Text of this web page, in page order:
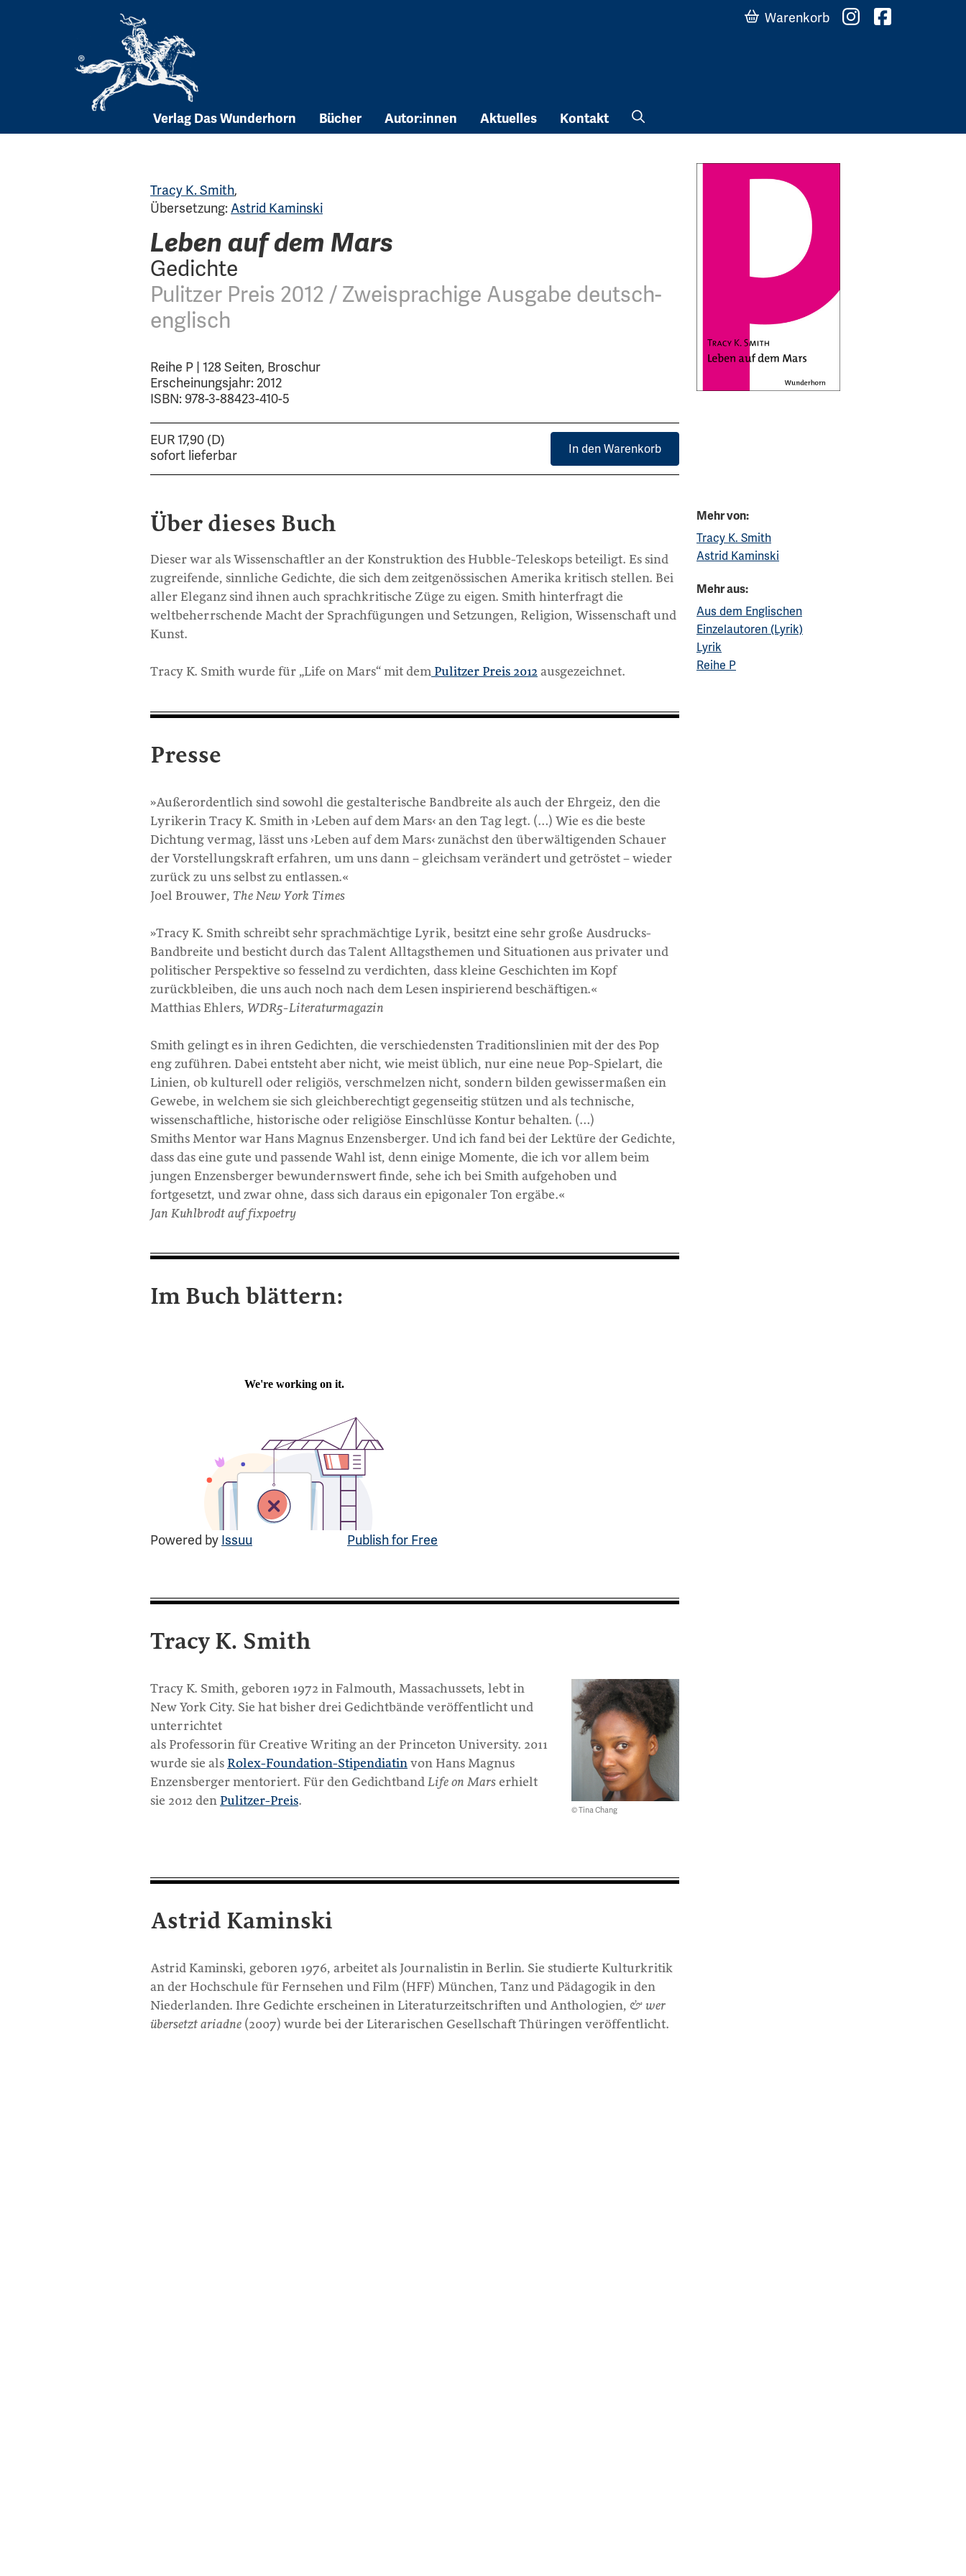
Verlag Das Wunderhorn Bücher Autor:innen Aktuelles Kontakt
Warenkorb
Tracy K. Smith,
Übersetzung:Astrid Kaminski
Leben auf dem Mars
Gedichte
Pulitzer Preis 2012 / Zweisprachige Ausgabe deutsch-
englisch
Reihe P | 128 Seiten, Broschur
Erscheinungsjahr: 2012
ISBN: 978-3-88423-410-5
EUR 17,90 (D)
sofort lieferbar
In den Warenkorb
Über dieses Buch
Dieser war als Wissenschaftler an der Konstruktion des Hubble-Teleskops beteiligt. Es sind
zugreifende, sinnliche Gedichte, die sich dem zeitgenössischen Amerika kritisch stellen. Bei
aller Eleganz sind ihnen auch sprachkritische Züge zu eigen. Smith hinterfragt die
weltbeherrschende Macht der Sprachfügungen und Setzungen, Religion, Wissenschaft und
Kunst.
Tracy K. Smith wurde für „Life on Mars“ mit dem Pulitzer Preis 2012 ausgezeichnet.
Presse
»Außerordentlich sind sowohl die gestalterische Bandbreite als auch der Ehrgeiz, den die
Lyrikerin Tracy K. Smith in ›Leben auf dem Mars‹ an den Tag legt. (…) Wie es die beste
Dichtung vermag, lässt uns ›Leben auf dem Mars‹ zunächst den überwältigenden Schauer
der Vorstellungskraft erfahren, um uns dann – gleichsam verändert und getröstet – wieder
zurück zu uns selbst zu entlassen.«
Joel Brouwer, The New York Times
»Tracy K. Smith schreibt sehr sprachmächtige Lyrik, besitzt eine sehr große Ausdrucks-
Bandbreite und besticht durch das Talent Alltagsthemen und Situationen aus privater und
politischer Perspektive so fesselnd zu verdichten, dass kleine Geschichten im Kopf
zurückbleiben, die uns auch noch nach dem Lesen inspirierend beschäftigen.«
Matthias Ehlers, WDR5-Literaturmagazin
Smith gelingt es in ihren Gedichten, die verschiedensten Traditionslinien mit der des Pop
eng zuführen. Dabei entsteht aber nicht, wie meist üblich, nur eine neue Pop-Spielart, die
Linien, ob kulturell oder religiös, verschmelzen nicht, sondern bilden gewissermaßen ein
Gewebe, in welchem sie sich gleichberechtigt gegenseitig stützen und als technische,
wissenschaftliche, historische oder religiöse Einschlüsse Kontur behalten. (…)
Smiths Mentor war Hans Magnus Enzensberger. Und ich fand bei der Lektüre der Gedichte,
dass das eine gute und passende Wahl ist, denn einige Momente, die ich vor allem beim
jungen Enzensberger bewundernswert finde, sehe ich bei Smith aufgehoben und
fortgesetzt, und zwar ohne, dass sich daraus ein epigonaler Ton ergäbe.«
Jan Kuhlbrodt auf fixpoetry
Im Buch blättern:
Powered by Issuu Publish for Free
Tracy K. Smith
© Tina Chang
Tracy K. Smith, geboren 1972 in Falmouth, Massachussets, lebt in
New York City. Sie hat bisher drei Gedichtbände veröffentlicht und
unterrichtet
als Professorin für Creative Writing an der Princeton University. 2011
wurde sie als Rolex-Foundation-Stipendiatin von Hans Magnus
Enzensberger mentoriert. Für den Gedichtband Life on Mars erhielt
sie 2012 den Pulitzer-Preis.
Astrid Kaminski
Astrid Kaminski, geboren 1976, arbeitet als Journalistin in Berlin. Sie studierte Kulturkritik
an der Hochschule für Fernsehen und Film (HFF) München, Tanz und Pädagogik in den
Niederlanden. Ihre Gedichte erscheinen in Literaturzeitschriften und Anthologien, & wer
übersetzt ariadne (2007) wurde bei der Literarischen Gesellschaft Thüringen veröffentlicht.
Mehr von:
Tracy K. Smith
Astrid Kaminski
Mehr aus:
Aus dem Englischen
Einzelautoren (Lyrik)
Lyrik
Reihe P